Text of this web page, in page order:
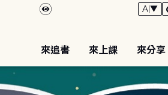
來追書 來上課 來分享